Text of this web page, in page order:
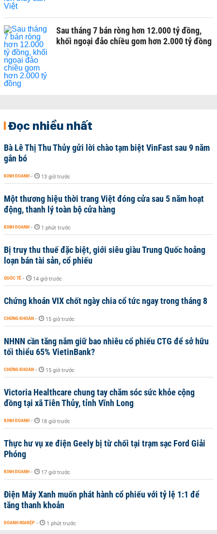
Sau tháng 7 bán ròng hơn 12.000 tỷ đồng,
khối ngoại đảo chiều gom hơn 2.000 tỷ đồng
Đọc nhiều nhất
Bà Lê Thị Thu Thủy gửi lời chào tạm biệt VinFast sau 9 năm
gắn bó
KINH DOANH - 13 giờ trước
Một thương hiệu thời trang Việt đóng cửa sau 5 năm hoạt
động, thanh lý toàn bộ cửa hàng
KINH DOANH - 1 phút trước
Bị truy thu thuế đặc biệt, giới siêu giàu Trung Quốc hoảng
loạn bán tài sản, cổ phiếu
QUỐC TẾ - 14 giờ trước
Chứng khoán VIX chốt ngày chia cổ tức ngay trong tháng 8
CHỨNG KHOÁN - 15 giờ trước
NHNN cần tăng nắm giữ bao nhiêu cổ phiếu CTG để sở hữu
tối thiểu 65% VietinBank?
CHỨNG KHOÁN - 15 giờ trước
Victoria Healthcare chung tay chăm sóc sức khỏe cộng
đồng tại xã Tiên Thủy, tỉnh Vĩnh Long
KINH DOANH - 18 giờ trước
Thực hư vụ xe điện Geely bị từ chối tại trạm sạc Ford Giải
Phóng
KINH DOANH - 17 giờ trước
Điện Máy Xanh muốn phát hành cổ phiếu với tỷ lệ 1:1 để
tăng thanh khoản
DOANH NGHIỆP - 1 phút trước